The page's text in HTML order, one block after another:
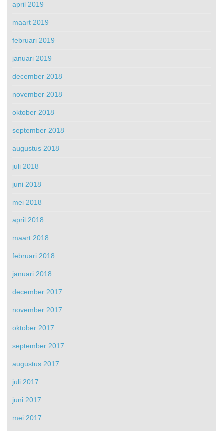
april 2019
maart 2019
februari 2019
januari 2019
december 2018
november 2018
oktober 2018
september 2018
augustus 2018
juli 2018
juni 2018
mei 2018
april 2018
maart 2018
februari 2018
januari 2018
december 2017
november 2017
oktober 2017
september 2017
augustus 2017
juli 2017
juni 2017
mei 2017